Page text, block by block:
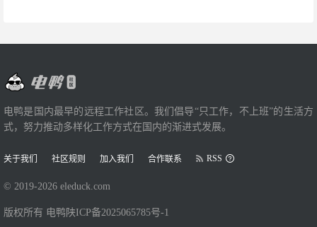
电鸭是国内最早的远程工作社区。我们倡导“只工作，不上班”的生活方
式，努力推动多样化工作方式在国内的渐进式发展。
关于我们 社区规则 加入我们 合作联系 RSS
© 2019-2026 eleduck.com
版权所有 电鸭 陕ICP备2025065785号-1